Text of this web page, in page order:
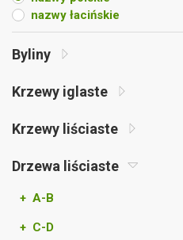
nazwy łacińskie
Byliny
Krzewy iglaste
Krzewy liściaste
Drzewa liściaste
+ A-B
+ C-D